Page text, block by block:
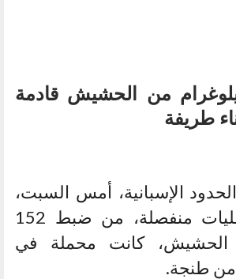
152 كيلوغرام من الحشيش قادمة
طريفة
الإسبانية، أمس السبت،
خلال ثلاث عمليات منفصلة، من ضبط 152
الحشيش، كانت محملة في
من طنجة.